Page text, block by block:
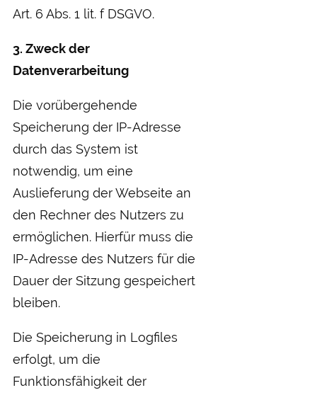
Art. 6 Abs. 1 lit. f DSGVO.
3. Zweck der
Datenverarbeitung
Die vorübergehende
Speicherung der IP-Adresse
durch das System ist
notwendig, um eine
Auslieferung der Webseite an
den Rechner des Nutzers zu
ermöglichen. Hierfür muss die
IP-Adresse des Nutzers für die
Dauer der Sitzung gespeichert
bleiben.
Die Speicherung in Logfiles
erfolgt, um die
Funktionsfähigkeit der